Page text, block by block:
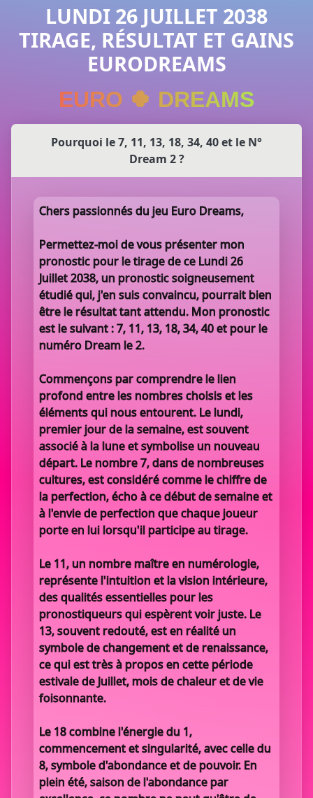
LUNDI 26 JUILLET 2038
TIRAGE, RÉSULTAT ET GAINS
EURODREAMS
EURO 🍀 DREAMS
Pourquoi le 7, 11, 13, 18, 34, 40 et le N°
Dream 2 ?
Chers passionnés du jeu Euro Dreams,
Permettez-moi de vous présenter mon
pronostic pour le tirage de ce Lundi 26
Juillet 2038, un pronostic soigneusement
étudié qui, j'en suis convaincu, pourrait bien
être le résultat tant attendu. Mon pronostic
est le suivant : 7, 11, 13, 18, 34, 40 et pour le
numéro Dream le 2.
Commençons par comprendre le lien
profond entre les nombres choisis et les
éléments qui nous entourent. Le lundi,
premier jour de la semaine, est souvent
associé à la lune et symbolise un nouveau
départ. Le nombre 7, dans de nombreuses
cultures, est considéré comme le chiffre de
la perfection, écho à ce début de semaine et
à l'envie de perfection que chaque joueur
porte en lui lorsqu'il participe au tirage.
Le 11, un nombre maître en numérologie,
représente l'intuition et la vision intérieure,
des qualités essentielles pour les
pronostiqueurs qui espèrent voir juste. Le
13, souvent redouté, est en réalité un
symbole de changement et de renaissance,
ce qui est très à propos en cette période
estivale de Juillet, mois de chaleur et de vie
foisonnante.
Le 18 combine l'énergie du 1,
commencement et singularité, avec celle du
8, symbole d'abondance et de pouvoir. En
plein été, saison de l'abondance par